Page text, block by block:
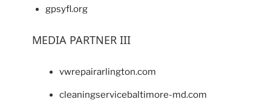
gpsyfl.org
MEDIA PARTNER III
vwrepairarlington.com
cleaningservicebaltimore-md.com